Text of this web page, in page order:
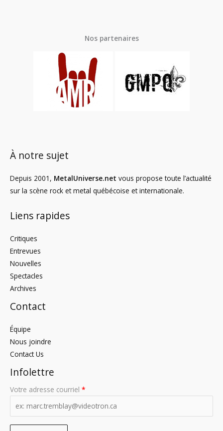
Nos partenaires
À notre sujet
Depuis 2001, MetalUniverse.net vous propose toute l’actualité
sur la scène rock et metal québécoise et internationale.
Liens rapides
Critiques
Entrevues
Nouvelles
Spectacles
Archives
Contact
Équipe
Nous joindre
Contact Us
Infolettre
Votre adresse courriel *